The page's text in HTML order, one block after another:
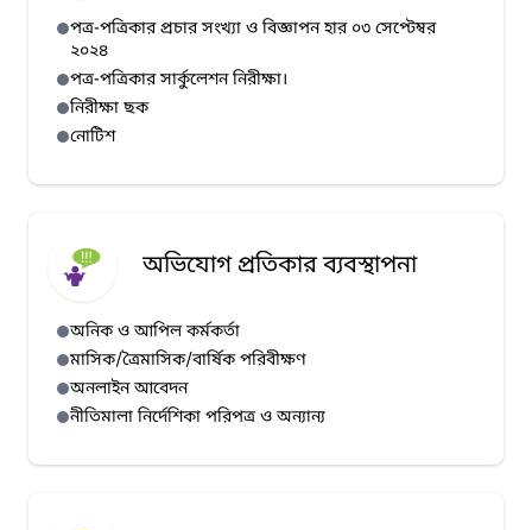
পত্র-পত্রিকার প্রচার সংখ্যা ও বিজ্ঞাপন হার ০৩ সেপ্টেম্বর
২০২৪
পত্র-পত্রিকার সার্কুলেশন নিরীক্ষা।
নিরীক্ষা ছক
নোটিশ
অভিযোগ প্রতিকার ব্যবস্থাপনা
অনিক ও আপিল কর্মকর্তা
মাসিক/ত্রৈমাসিক/বার্ষিক পরিবীক্ষণ
অনলাইন আবেদন
নীতিমালা নির্দেশিকা পরিপত্র ও অন্যান্য